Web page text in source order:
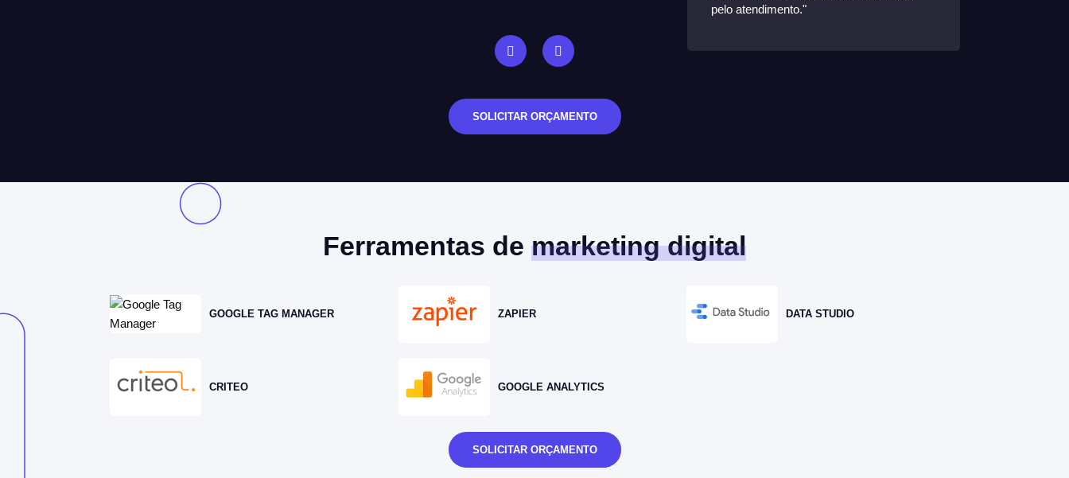
pelo atendimento."
SOLICITAR ORÇAMENTO
Ferramentas de marketing digital
GOOGLE TAG MANAGER ZAPIER DATA STUDIO
CRITEO GOOGLE ANALYTICS
SOLICITAR ORÇAMENTO